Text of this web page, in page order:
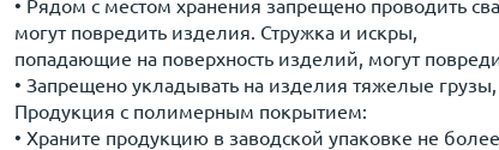
• Рядом с местом хранения запрещено проводить
могут повредить изделия. Стружка и искры,
попадающие на поверхность изделий, могут
• Запрещено укладывать на изделия тяжелые
Продукция с полимерным покрытием:
• Храните продукцию в заводской упаковке не